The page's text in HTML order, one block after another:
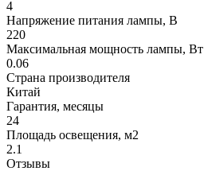
4
Напряжение питания лампы, В
220
Максимальная мощность лампы, Вт
0.06
Страна производителя
Китай
Гарантия, месяцы
24
Площадь освещения, м2
2.1
Отзывы